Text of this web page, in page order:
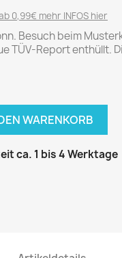
P.M.
PM
Graceland
JUICE
0,99€ mehr INFOS hier
Besuch beim
TÜV-Report enthüllt.
WARENKORB
ca. 1 bis 4 Werktage